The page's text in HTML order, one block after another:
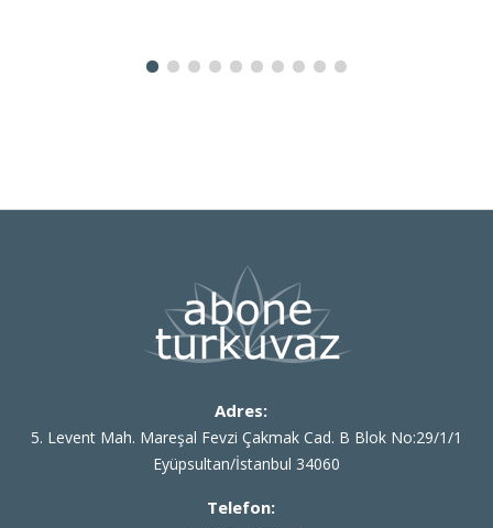
Adres:
5. Levent Mah. Mareşal Fevzi Çakmak Cad. B Blok No:29/1/1
Eyüpsultan/İstanbul 34060
Telefon: